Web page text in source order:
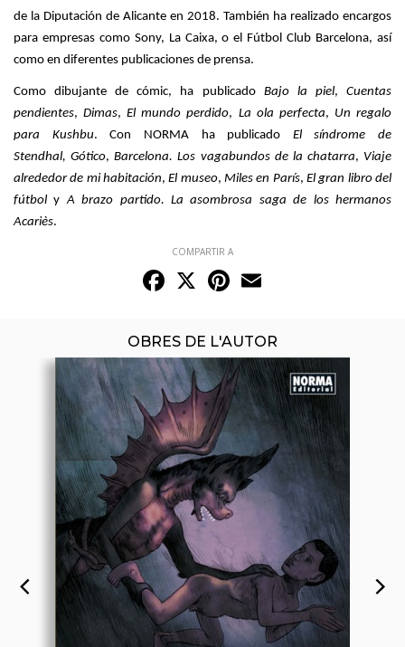
de la Diputación de Alicante en 2018. También ha realizado encargos
para empresas como Sony, La Caixa, o el Fútbol Club Barcelona, así
como en diferentes publicaciones de prensa.
Como dibujante de cómic, ha publicado Bajo la piel,Cuentas
pendientes,Dimas,El mundo perdido, La ola perfecta, Un regalo
para Kushbu. Con NORMA ha publicado El síndrome de
Stendhal, Gótico,Barcelona. Los vagabundos de la chatarra, Viaje
alrededor de mi habitación,El museo,Miles en París,El gran libro del
fútbolyA brazo partido. La asombrosa saga de los hermanos
Acariès.
COMPARTIR A
Facebook
X Pinterest
OBRES DE L'AUTOR